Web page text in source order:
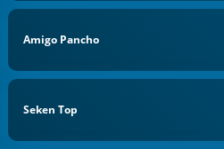
Amigo Pancho
Seken Top